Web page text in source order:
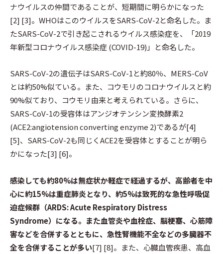
ナウイルスの仲間であることが、短期間に明らかになった
[2] [3]。WHOはこのウイルスをSARS-CoV-2と命名した。ま
たSARS-CoV-2で引き起こされるウイルス感染症を、「2019
年新型コロナウイルス感染症 (COVID-19)」と命名した。
SARS-CoV-2の遺伝子はSARS-CoV-1と約80％、MERS-CoV
とは約50%似ている。また、コウモリのコロナウイルスと約
90%似ており、コウモリ由来と考えられている。さらに、
SARS-CoV-1の受容体はアンジオテンシン変換酵素2
(ACE2:angiotension converting enzyme 2)であるが[4]
[5]、SARS-CoV-2も同じくACE2を受容体とすることが明ら
かになった[3] [6]。
感染しても約80%は無症状か軽症で経過するが、高齢者を中
心に約15%は重症肺炎となり、約5%は致死的な急性呼吸促
迫症候群（ARDS: Acute Respiratory Distress
Syndrome）になる。また血管炎や血栓症、脳梗塞、心筋障
害などを合併するとともに、急性腎機能不全などの多臓器不
全を合併することが多い[7] [8]。また、心臓血管疾患、高血